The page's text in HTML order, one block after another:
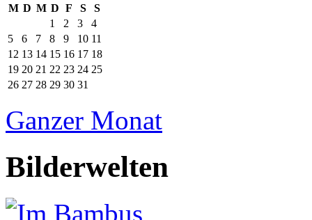
M D M D F S
S
1
2 3
4
5
6 7 8 9 10 11
12 13 14 15 16 17 18
19 20 21 22 23 24 25
26 27 28 29 30 31
Ganzer Monat
Bilderwelten